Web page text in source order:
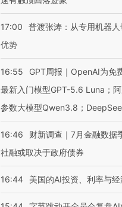
17:00
普渡张涛：从专用机器
优势
16:55
GPT周报｜OpenAI为免
最新入门模型GPT-5.6 Luna；
参数大模型Qwen3.8；
16:46
财新调查｜7月金融数据
社融或取决于政府债券
16:44 美国的AI投资、利率与经